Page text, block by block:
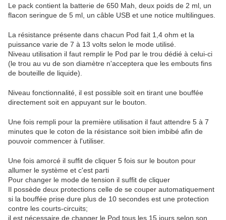
Le pack contient la batterie de 650 Mah, deux poids de 2 ml, un
flacon seringue de 5 ml, un câble USB et une notice multilingues.
La résistance présente dans chacun Pod fait 1,4 ohm et la
puissance varie de 7 à 13 volts selon le mode utilisé.
Niveau utilisation il faut remplir le Pod par le trou dédié à celui-ci
(le trou au vu de son diamètre n'acceptera que les embouts fins
de bouteille de liquide).
Niveau fonctionnalité, il est possible soit en tirant une bouffée
directement soit en appuyant sur le bouton.
Une fois rempli pour la première utilisation il faut attendre 5 à 7
minutes que le coton de la résistance soit bien imbibé afin de
pouvoir commencer à l'utiliser.
Une fois amorcé il suffit de cliquer 5 fois sur le bouton pour
allumer le système et c'est parti
Pour changer le mode de tension il suffit de cliquer
Il possède deux protections celle de se couper automatiquement
si la bouffée prise dure plus de 10 secondes est une protection
contre les courts-circuits;
il est nécessaire de changer le Pod tous les 15 jours selon son